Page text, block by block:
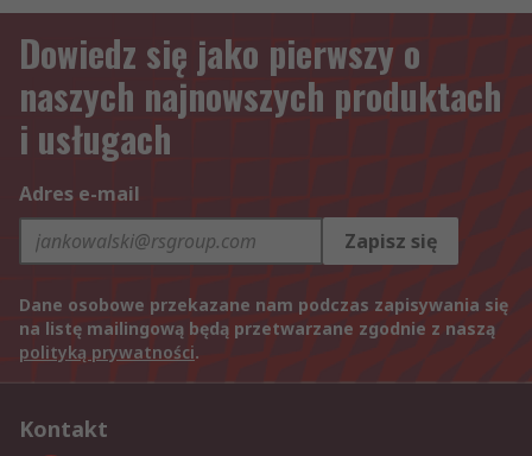
Dowiedz się jako pierwszy o
naszych najnowszych produktach
i usługach
Adres e-mail
Zapisz się
Dane osobowe przekazane nam podczas zapisywania się
na listę mailingową będą przetwarzane zgodnie z naszą
polityką prywatności.
Kontakt